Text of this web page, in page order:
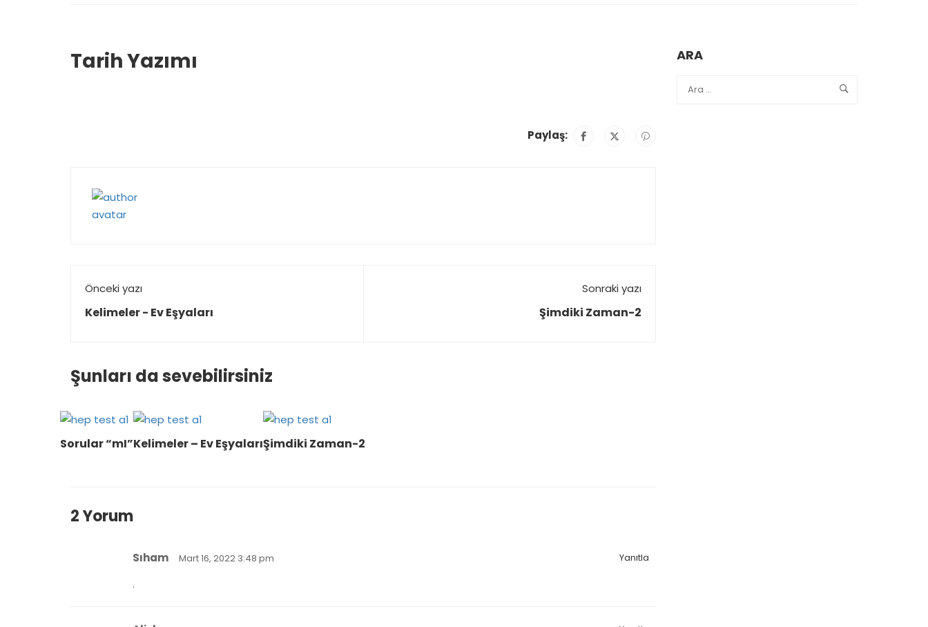
Tarih Yazımı
Paylaş:
Önceki yazı
Kelimeler - Ev Eşyaları
Sonraki yazı
Şimdiki Zaman-2
Şunları da sevebilirsiniz
Sorular “mI”Kelimeler – Ev EşyalarıŞimdiki Zaman-2
2 Yorum
Sıham Mart 16, 2022 3:48 pm Yanıtla
.
ARA